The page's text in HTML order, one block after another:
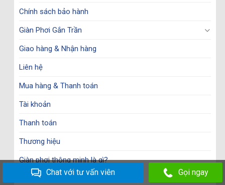
Chính sách bảo hành
Giàn Phơi Gắn Trần
Giao hàng & Nhận hàng
Liên hệ
Mua hàng & Thanh toán
Tài khoản
Thanh toán
Thương hiệu
Giàn phơi thông minh là gì?
Chat với tư vấn viên Gọi ngay